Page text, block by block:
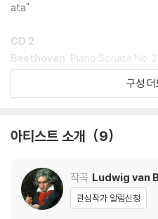
ata"
CD 2
Beethoven : Piano Sonata No.
Beethoven: Piano Sonata No.
erklavier"
CD 4
J.S.Bach: Piano Sonata in B flat
Pergolesi
: Piano Sonata in B
구성 더
아티스트 소개 9
작곡 Ludwig van
관심작가 알림신청